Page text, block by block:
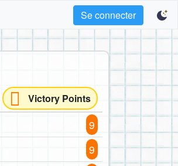
Se connecter
Victory Points
9
9